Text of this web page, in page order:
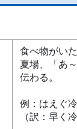
食べ物がい
夏場、「あ
伝わる。
例：はえぐ
（訳：早く